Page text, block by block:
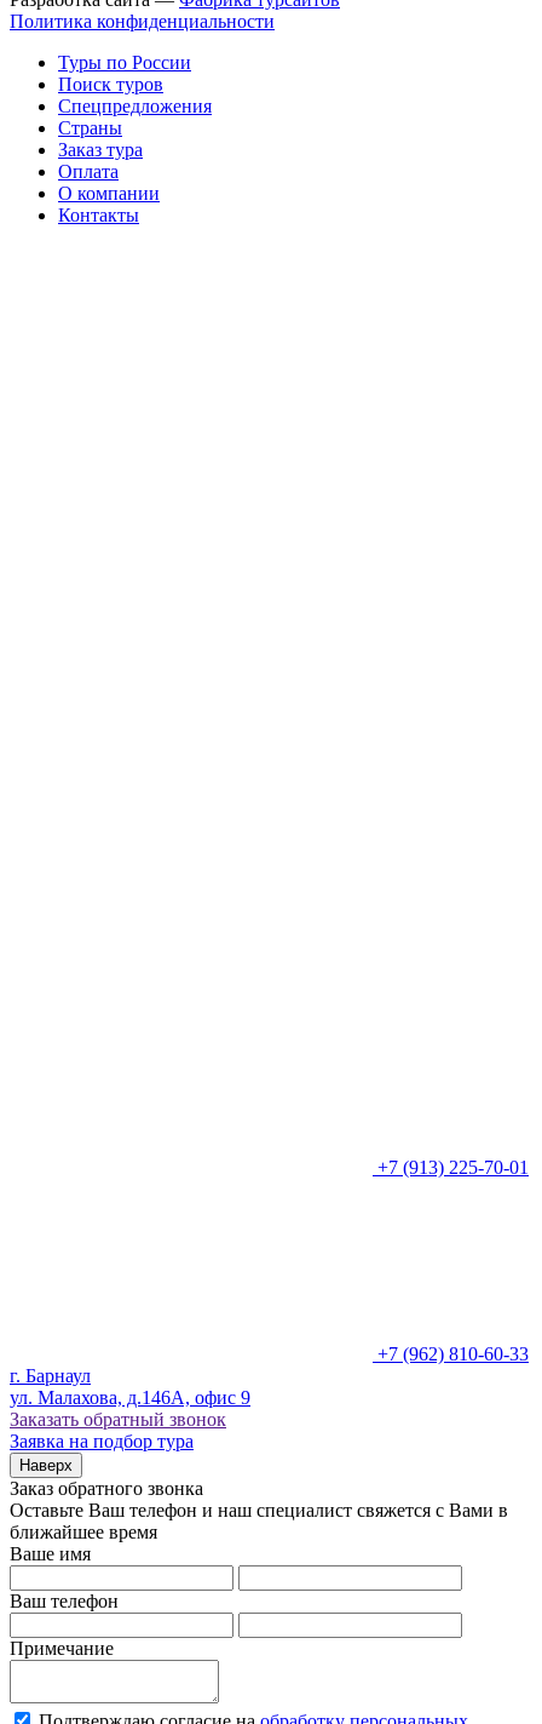
Политика конфиденциальности
Туры по России
Поиск туров
Спецпредложения
Страны
Заказ тура
Оплата
О компании
Контакты
+7 (913) 225-70-01
+7 (962) 810-60-33
г. Барнаул
ул. Малахова, д.146А, офис 9
Заказать обратный звонок
Заявка на подбор тура
Наверх
Заказ обратного звонка
Оставьте Ваш телефон и наш специалист свяжется с Вами в
ближайшее время
Ваше имя
Ваш телефон
Примечание